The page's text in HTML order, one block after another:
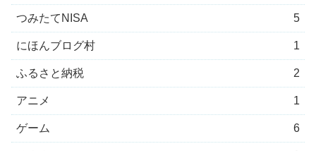
つみたてNISA 5
にほんブログ村 1
ふるさと納税 2
アニメ 1
ゲーム 6